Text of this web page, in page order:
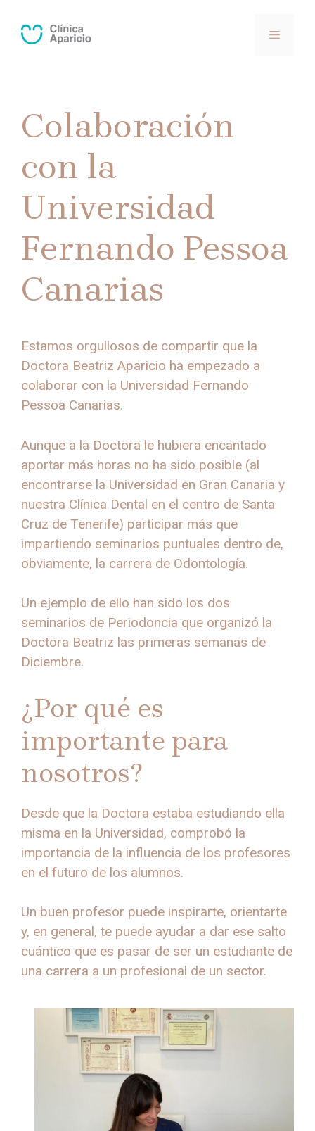
contenido
MENÚ
Colaboración
con la
Universidad
Fernando Pessoa
Canarias
Estamos orgullosos de compartir que la
Doctora Beatriz Aparicio ha empezado a
colaborar con la Universidad Fernando
Pessoa Canarias.
Aunque a la Doctora le hubiera encantado
aportar más horas no ha sido posible (al
encontrarse la Universidad en Gran Canaria y
nuestra Clínica Dental en el centro de Santa
Cruz de Tenerife) participar más que
impartiendo seminarios puntuales dentro de,
obviamente, la carrera de Odontología.
Un ejemplo de ello han sido los dos
seminarios de Periodoncia que organizó la
Doctora Beatriz las primeras semanas de
Diciembre.
¿Por qué es
importante para
nosotros?
Desde que la Doctora estaba estudiando ella
misma en la Universidad, comprobó la
importancia de la influencia de los profesores
en el futuro de los alumnos.
Un buen profesor puede inspirarte, orientarte
y, en general, te puede ayudar a dar ese salto
cuántico que es pasar de ser un estudiante de
una carrera a un profesional de un sector.